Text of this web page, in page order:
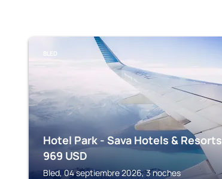
BLED
Hotel Park - Sava Hotels & Resorts
969 USD
Bled, 04 septiembre 2026, 3 noches